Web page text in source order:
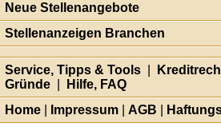
Neue Stellenangebote
Stellenanzeigen Branchen
Service, Tipps & Tools
Gründe
Hilfe, FAQ
Home
Impressum AGB